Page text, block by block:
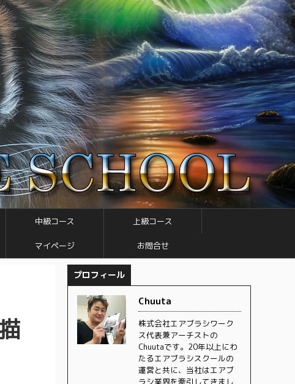
中級コース 上級コース
マイページ お問合せ
プロフィール
Chuuta
株式会社エアブラシワーク
ス代表兼アーチストの
Chuutaです。20年以上にわ
たるエアブラシスクールの
運営と共に、当社はエアブ
ラシ業界を牽引してきまし